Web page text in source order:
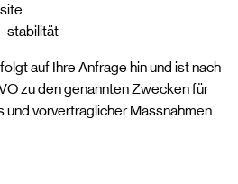
stabilität
auf Ihre Anfrage hin und ist nach
zu den genannten Zwecken für
und vorvertraglicher Massnahmen